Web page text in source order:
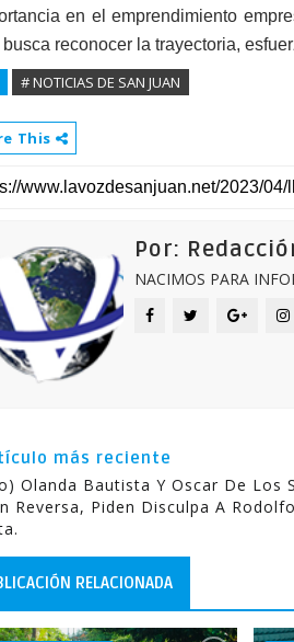
en el emprendimiento
reconocer la trayectoria,
# NOTICIAS DE SAN JUAN
This
Por:
NACIMOS PARA
más reciente
Olanda Bautista Y Oscar De Los
Reversa, Piden Disculpa A
RELACIONADA